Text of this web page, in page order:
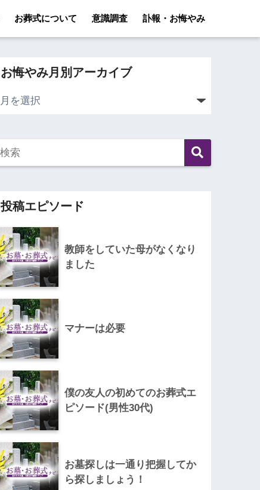
お葬式について 意識調査 訃報・お悔やみ
お悔やみ月別アーカイブ
投稿エピソード
教師をしていた母がなくなり
ました
マナーは必要
僕の友人の初めてのお葬式エ
ピソード(男性30代)
お墓探しは一通り把握してか
ら探しましょう！